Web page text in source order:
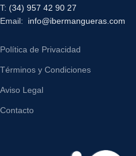
T: (34) 957 42 90 27
Email: info@ibermangueras.com
Política de Privacidad
Términos y Condiciones
Aviso Legal
Contacto